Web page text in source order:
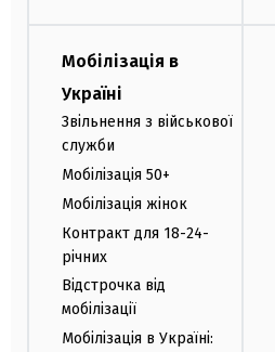
Мобілізація в
Україні
Звільнення з військової
служби
Мобілізація 50+
Мобілізація жінок
Контракт для 18-24-
річних
Відстрочка від
мобілізації
Мобілізація в Україні: